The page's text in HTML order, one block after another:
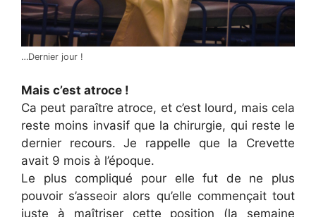
…Dernier jour !
Mais c’est atroce !
Ca peut paraître atroce, et c’est lourd, mais cela
reste moins invasif que la chirurgie, qui reste le
dernier recours. Je rappelle que la Crevette
avait 9 mois à l’époque.
Le plus compliqué pour elle fut de ne plus
pouvoir s’asseoir alors qu’elle commençait tout
juste à maîtriser cette position (la semaine